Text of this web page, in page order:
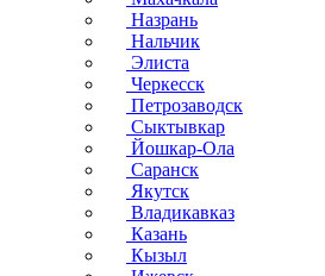
Назрань
Нальчик
Элиста
Черкесск
Петрозаводск
Сыктывкар
Йошкар-Ола
Саранск
Якутск
Владикавказ
Казань
Кызыл